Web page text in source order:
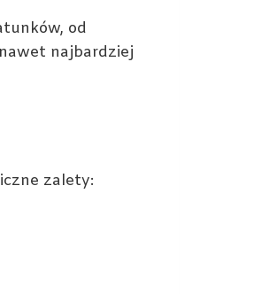
od
najbardziej
zalety: